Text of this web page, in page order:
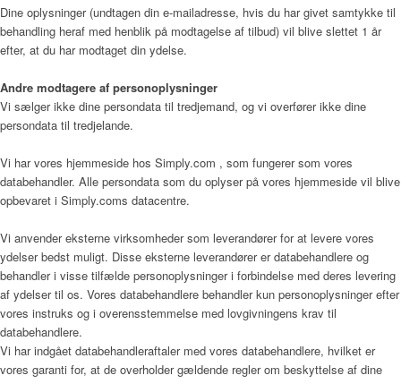
Årsrapport 2018 (PDF)
Fagfolk
Henvisning
Publikationer
Patienter og pårørende
Dine oplysninger (undtagen din e-mailadresse, hvis du har givet samtykke til
behandling heraf med henblik på modtagelse af tilbud) vil blive slettet 1 år
efter, at du har modtaget din ydelse.
Andre modtagere af personoplysninger
Vi sælger ikke dine persondata til tredjemand, og vi overfører ikke dine
persondata til tredjelande.
Vi har vores hjemmeside hos Simply.com , som fungerer som vores
databehandler. Alle persondata som du oplyser på vores hjemmeside vil blive
opbevaret i Simply.coms datacentre.
Vi anvender eksterne virksomheder som leverandører for at levere vores
ydelser bedst muligt. Disse eksterne leverandører er databehandlere og
behandler i visse tilfælde personoplysninger i forbindelse med deres levering
af ydelser til os. Vores databehandlere behandler kun personoplysninger efter
vores instruks og i overensstemmelse med lovgivningens krav til
databehandlere.
Vi har indgået databehandleraftaler med vores databehandlere, hvilket er
vores garanti for, at de overholder gældende regler om beskyttelse af dine